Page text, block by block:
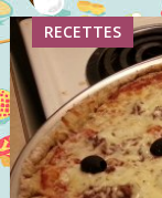
RECETTES